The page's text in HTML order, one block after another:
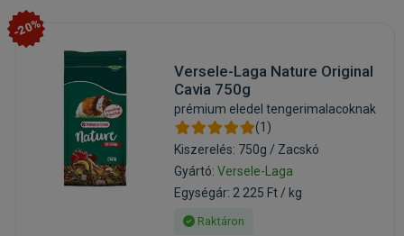
-20%
Versele-Laga Nature Original
Cavia 750g
prémium eledel tengerimalacoknak
(1)
Kiszerelés: 750g / Zacskó
Gyártó: Versele-Laga
Egységár: 2 225 Ft / kg
Raktáron